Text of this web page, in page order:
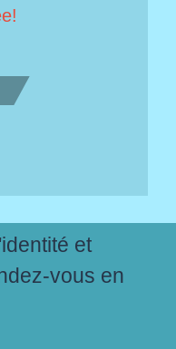
et
vous en